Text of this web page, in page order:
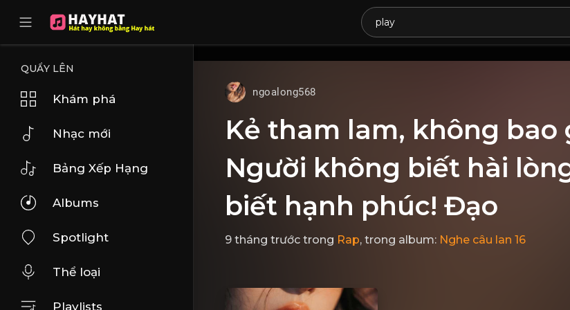
QUẨY LÊN
Khám phá
Nhạc mới
Bảng Xếp Hạng
Albums
Spotlight
Thể loại
Playlists
ngoalong568
Kẻ tham lam, không bao
Người không biết hài
biết hạnh phúc! Đạo
9 tháng trước trong Rap, trong album: Nghe câu lan 16